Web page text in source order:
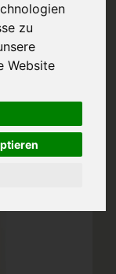
zu
Website